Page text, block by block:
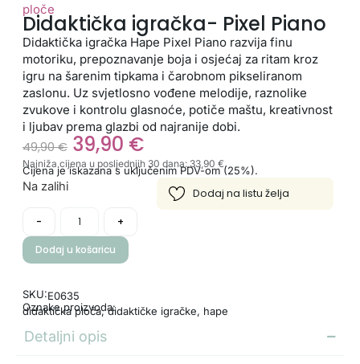
ploče
Didaktička igračka- Pixel Piano
Didaktička igračka Hape Pixel Piano razvija finu
motoriku, prepoznavanje boja i osjećaj za ritam kroz
igru na šarenim tipkama i čarobnom pikseliranom
zaslonu. Uz svjetlosno vođene melodije, raznolike
zvukove i kontrolu glasnoće, potiče maštu, kreativnost
i ljubav prema glazbi od najranije dobi.
49,90€ 39,90 €
Najniža cijena u posljednjih 30 dana: 33,90 €
Cijena je iskazana s uključenim PDV-om (25%).
Na zalihi
- +
Dodaj u košaricu
SKU:E0635
Oznake proizvoda:
didaktička ploča,didaktičke igračke, hape
Detaljni opis